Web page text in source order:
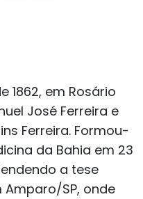
1862, em Rosário
José Ferreira e
Ferreira. Formou-
da Bahia em 23
a tese
Amparo/SP, onde